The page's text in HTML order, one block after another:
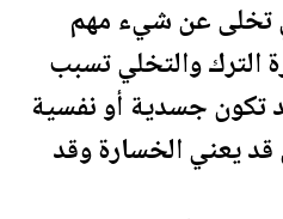
تخلى عن شيء مهم
الترك والتخلي تسبب
تكون جسدية أو نفسية
قد يعني الخسارة وقد